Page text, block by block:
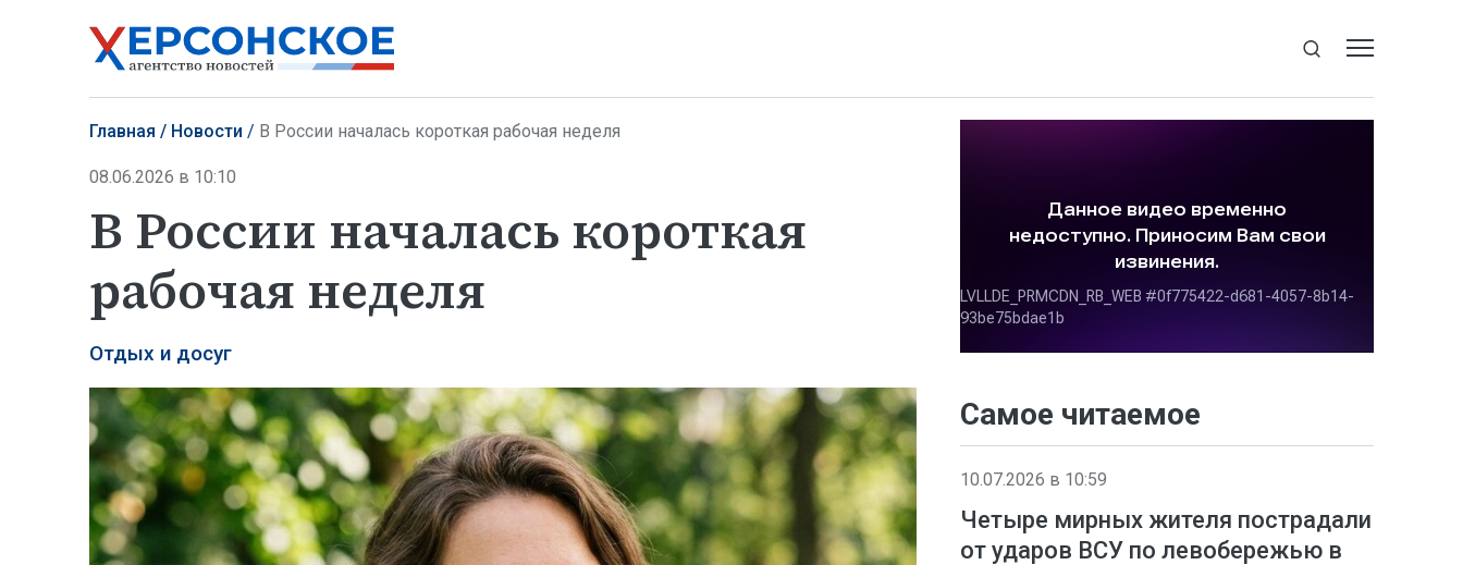
Главная Новости В России началась короткая рабочая неделя
08.06.2026 в 10:10
В России началась короткая
рабочая неделя
Отдых и досуг
Самое читаемое
10.07.2026 в 10:59
Четыре мирных жителя пострадали
от ударов ВСУ по левобережью в